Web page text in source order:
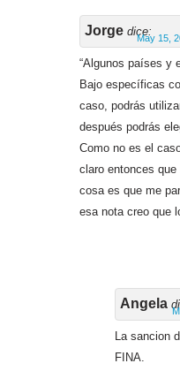
Jorge dice:
May 15,
“Algunos países y
Bajo específicas
caso, podrás
después podrás
Como no es el
claro entonces
cosa es que me
esa nota creo que
Angela
La sancion
FINA.